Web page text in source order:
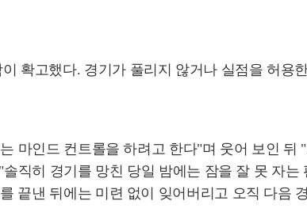
확고했다. 경기가 풀리지 않거나 실점을 허용
마인드 컨트롤을 하려고 한다"며 웃어 보인 뒤
직히 경기를 망친 당일 밤에는 잠을 잘 못 자
끝낸 뒤에는 미련 없이 잊어버리고 오직 다음